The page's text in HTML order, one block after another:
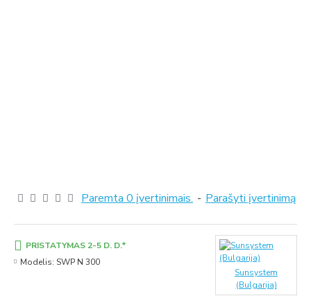
Paremta 0 įvertinimais. - Parašyti įvertinimą
PRISTATYMAS 2-5 D. D.*
Modelis: SWP N 300
Sunsystem
(Bulgarija)